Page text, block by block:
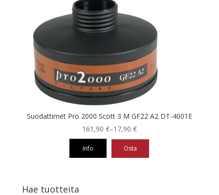
Suodattimet Pro 2000 Scott 3 M GF22 A2 DT-4001E
17,90 €
–
161,90 €Hintaluokka:
17,90 €
Info Osta
on
Hae tuotteita